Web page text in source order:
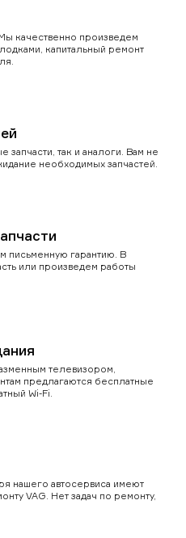
качественно произведем
капитальный ремонт
так и аналоги. Вам не
необходимых запчастей.
письменную гарантию. В
или произведем работы
телевизором,
предлагаются бесплатные
Wi-Fi.
нашего автосервиса имеют
VAG. Нет задач по ремонту,